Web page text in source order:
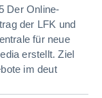
Der Online-
der LFK und
für neue
erstellt. Ziel
im deut